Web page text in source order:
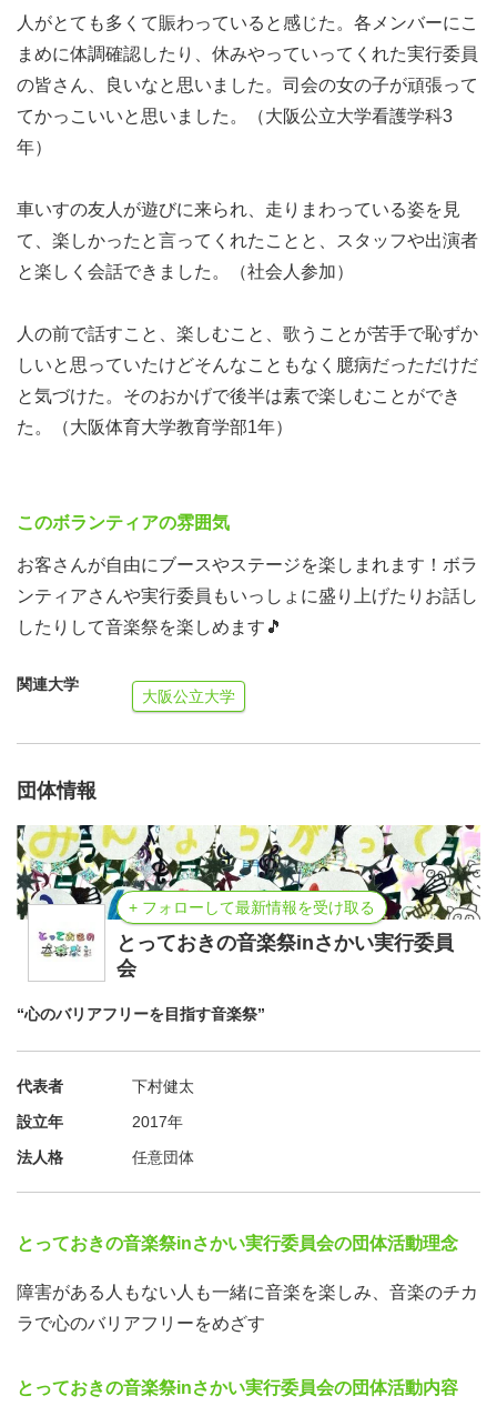
開催日程:7月7日(日)11:00~17:00
活動時間:9:30～18:00
開催場所:ビッグバン前交流広場
（泉北高速鉄道「泉ヶ丘」駅から南東へ200m
住所:堺市立ビッグバン大阪府堺市南区茶山台１丁目)
応募者多数の場合は志望動機から応募者を絞らせていただ
く場合があります。ご了承ください。
応募後の参加キャンセルは基本お断りしております。万一
す。
ご応募お待ちしております😆
人がとても多くて賑わっていると感じた。各メンバーにこ
まめに体調確認したり、休みやっていってくれた実行委員
の皆さん、良いなと思いました。司会の女の子が頑張って
てかっこいいと思いました。（大阪公立大学看護学科3
年）
車いすの友人が遊びに来られ、走りまわっている姿を見
て、楽しかったと言ってくれたことと、スタッフや出演者
と楽しく会話できました。（社会人参加）
人の前で話すこと、楽しむこと、歌うことが苦手で恥ずか
しいと思っていたけどそんなこともなく臆病だっただけだ
と気づけた。そのおかげで後半は素で楽しむことができ
た。（大阪体育大学教育学部1年）
このボランティアの雰囲気
お客さんが自由にブースやステージを楽しまれます！ボラ
ンティアさんや実行委員もいっしょに盛り上げたりお話し
したりして音楽祭を楽しめます🎵
関連大学
大阪公立大学
団体情報
+ フォローして最新情報を受け取る
とっておきの音楽祭inさかい実行委員
会
“心のバリアフリーを目指す音楽祭”
代表者
下村健太
設立年
2017年
法人格
任意団体
とっておきの音楽祭inさかい実行委員会の団体活動理念
障害がある人もない人も一緒に音楽を楽しみ、音楽のチカ
ラで心のバリアフリーをめざす
とっておきの音楽祭inさかい実行委員会の団体活動内容